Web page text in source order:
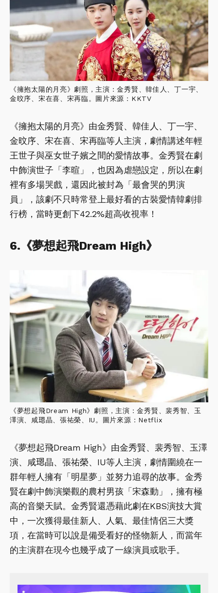
《擁抱太陽的月亮》劇照，主演：金秀賢、韓佳人、丁一宇、
金旼序、宋在喜、宋再臨。圖片來源：KKTV
《擁抱太陽的月亮》由金秀賢、韓佳人、丁一宇、
金旼序、宋在喜、宋再臨等人主演，劇情講述年輕
王世子與巫女世子嬪之間的愛情故事。金秀賢在劇
中飾演世子「李暄」，也因為虐戀設定，所以在劇
裡有多場哭戲，還因此被封為「最會哭的男演
員」，該劇不只時常登上最好看的古裝愛情韓劇排
行榜，當時更創下42.2%超高收視率！
6.《夢想起飛Dream High》
《夢想起飛Dream High》劇照，主演：金秀賢、裴秀智、玉
澤演、咸𤨒晶、張祐榮、IU。圖片來源：Netflix
《夢想起飛Dream High》由金秀賢、裴秀智、玉澤
演、咸𤨒晶、張祐榮、IU等人主演，劇情圍繞在一
群年輕人擁有「明星夢」並努力追尋的故事。金秀
賢在劇中飾演樂觀的農村男孩「宋森動」，擁有極
高的音樂天賦。金秀賢還憑藉此劇在KBS演技大賞
中，一次獲得最佳新人、人氣、最佳情侶三大獎
項，在當時可以說是備受看好的怪物新人，而當年
的主演群在現今也幾乎成了一線演員或歌手。